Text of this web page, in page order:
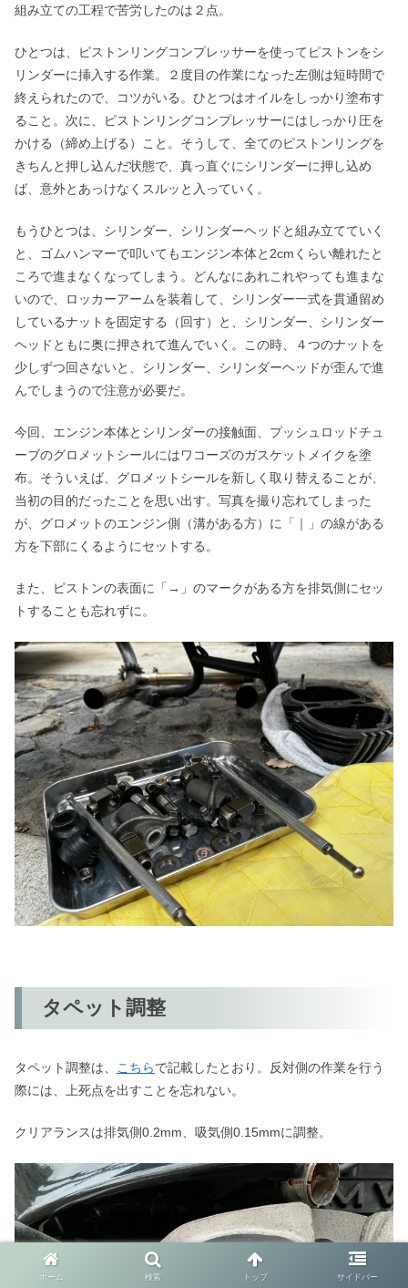
組み立ての工程で苦労したのは２点。
ひとつは、ピストンリングコンプレッサーを使ってピストンをシ
リンダーに挿入する作業。２度目の作業になった左側は短時間で
終えられたので、コツがいる。ひとつはオイルをしっかり塗布す
ること。次に、ピストンリングコンプレッサーにはしっかり圧を
かける（締め上げる）こと。そうして、全てのピストンリングを
きちんと押し込んだ状態で、真っ直ぐにシリンダーに押し込め
ば、意外とあっけなくスルッと入っていく。
もうひとつは、シリンダー、シリンダーヘッドと組み立てていく
と、ゴムハンマーで叩いてもエンジン本体と2cmくらい離れたと
ころで進まなくなってしまう。どんなにあれこれやっても進まな
いので、ロッカーアームを装着して、シリンダー一式を貫通留め
しているナットを固定する（回す）と、シリンダー、シリンダー
ヘッドともに奥に押されて進んでいく。この時、４つのナットを
少しずつ回さないと、シリンダー、シリンダーヘッドが歪んで進
んでしまうので注意が必要だ。
今回、エンジン本体とシリンダーの接触面、プッシュロッドチュ
ーブのグロメットシールにはワコーズのガスケットメイクを塗
布。そういえば、グロメットシールを新しく取り替えることが、
当初の目的だったことを思い出す。写真を撮り忘れてしまった
が、グロメットのエンジン側（溝がある方）に「｜」の線がある
方を下部にくるようにセットする。
また、ピストンの表面に「→」のマークがある方を排気側にセッ
トすることも忘れずに。
タペット調整
タペット調整は、 こちらで記載したとおり。反対側の作業を行う
際には、上死点を出すことを忘れない。
クリアランスは排気側0.2mm、吸気側0.15mmに調整。
ホーム 検索 トップ サイドバー